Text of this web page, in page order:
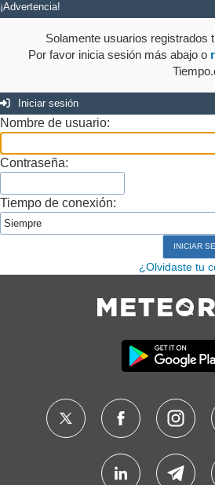
¡Advertencia!
Solamente usuarios registrados
Por favor inicia sesión más abajo o
Iniciar sesión
Nombre de usuario:
Contraseña:
Tiempo de conexión:
¿Olvidaste tu